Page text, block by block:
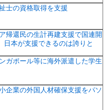
士の資格取得を支援
帰還民の生計再建支援で国連開
日本が支援できるのは誇りと
ガポール等に海外派遣した学生
企業の外国人材確保支援をパソ